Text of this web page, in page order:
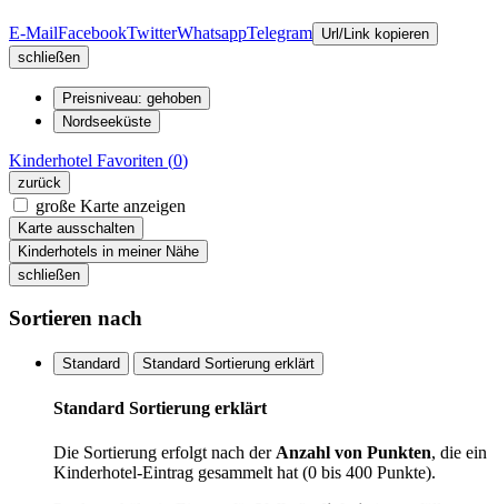
E-MailFacebookTwitterWhatsappTelegram Url/Link kopieren
schließen
Preisniveau: gehoben
Nordseeküste
Kinderhotel Favoriten (0)
zurück
große Karte anzeigen
Karte ausschalten
Kinderhotels in meiner Nähe
schließen
Sortieren nach
Standard Standard Sortierung erklärt
Standard Sortierung erklärt
Die Sortierung erfolgt nach der Anzahl von Punkten, die ein
Kinderhotel-Eintrag gesammelt hat (0 bis 400 Punkte).